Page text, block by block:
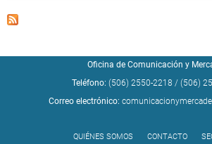
Oficina de Comunicación y
Teléfono: (506) 2550-2218 / (506)
Correo electrónico:
QUIÉNES SOMOS CONTACTO